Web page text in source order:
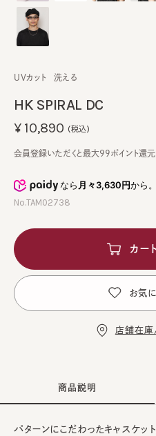
HK SPIRAL DC
UVカット 洗える
なら月々3,630円から
No.TAM02738
¥10,890 (税込)
会員登録いただくと最大99ポイント還元
カー
お気
店舗在
商品説明
パターンにこだわったキャスケット